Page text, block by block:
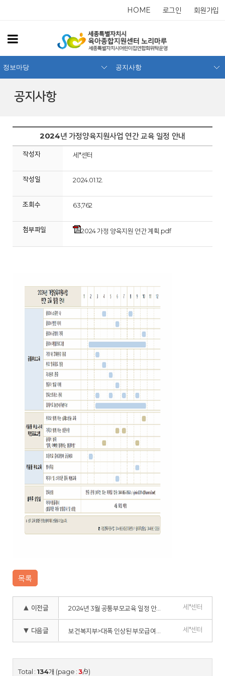
HOME 로그인 회원가입
공지사항
정보마당 공지사항
2024년 가정양육지원사업 연간 교육 일정 안내
작성자 세*센터
작성일 2024.01.12.
조회수 63,762
첨부파일 2024 가정 양육지원 연간 계획.pdf
목록
▲ 이전글 2024년 3월 공통부모교육 일정 안내 세*센터
▼ 다음글 세*센터
Total : 134개 (page :3/9)